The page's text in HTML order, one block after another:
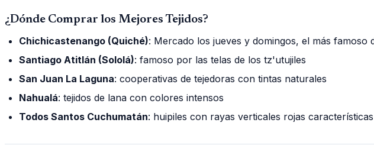
¿Dónde Comprar los Mejores Tejidos?
Chichicastenango (Quiché): Mercado los jueves y domingos, el más famoso
Santiago Atitlán (Sololá): famoso por las telas de los tz'utujiles
San Juan La Laguna: cooperativas de tejedoras con tintas naturales
Nahualá: tejidos de lana con colores intensos
Todos Santos Cuchumatán: huipiles con rayas verticales rojas características